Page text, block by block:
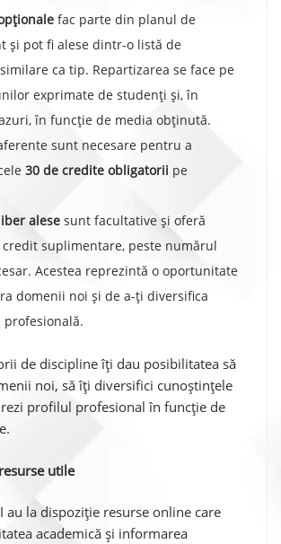
fac parte din planul de
și pot fi alese dintr-o listă de
ca tip. Repartizarea se face pe
exprimate de studenți și, în
în funcție de media obținută.
sunt necesare pentru a
30 de credite obligatorii pe
alese sunt facultative și oferă
suplimentare, peste numărul
Acestea reprezintă o oportunitate
domenii noi și de a-ți diversifica
profesională.
de discipline îți dau posibilitatea să
noi, să îți diversifici cunoștințele
profilul profesional în funcție de
utile
au la dispoziție resurse online care
academică și informarea